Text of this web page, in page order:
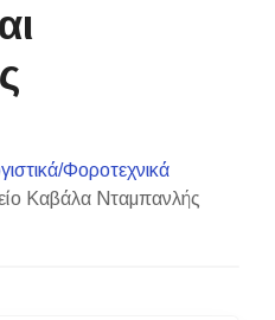
Φοροτεχνικά
Καβάλα Νταμπανλής